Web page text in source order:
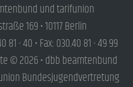
und tarifunion
169 • 10117 Berlin
81 - 40 • Fax: 030.40 81 - 49 99
© 2026 • dbb beamtenbund
Bundesjugendvertretung